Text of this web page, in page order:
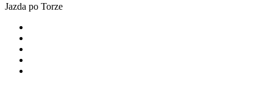
Jazda po Torze